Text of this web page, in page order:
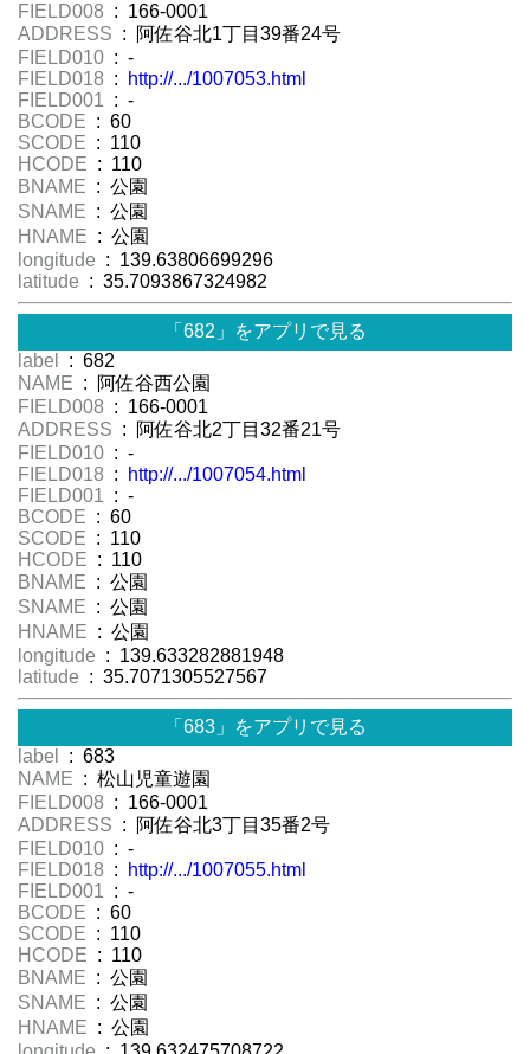
FIELD008 : 166-0001
ADDRESS : 阿佐谷北1丁目39番24号
FIELD010 : -
FIELD018 :
http://.../1007053.html
FIELD001 : -
BCODE : 60
SCODE : 110
HCODE : 110
BNAME : 公園
SNAME : 公園
HNAME : 公園
longitude : 139.63806699296
latitude : 35.7093867324982
「682」をアプリで見る
label
: 682
NAME : 阿佐谷西公園
FIELD008 : 166-0001
ADDRESS : 阿佐谷北2丁目32番21号
FIELD010 : -
FIELD018 :
http://.../1007054.html
FIELD001 : -
BCODE : 60
SCODE : 110
HCODE : 110
BNAME : 公園
SNAME : 公園
HNAME : 公園
longitude : 139.633282881948
latitude : 35.7071305527567
「683」をアプリで見る
label
: 683
NAME : 松山児童遊園
FIELD008 : 166-0001
ADDRESS : 阿佐谷北3丁目35番2号
FIELD010 : -
FIELD018 :
http://.../1007055.html
FIELD001 : -
BCODE : 60
SCODE : 110
HCODE : 110
BNAME : 公園
SNAME : 公園
HNAME : 公園